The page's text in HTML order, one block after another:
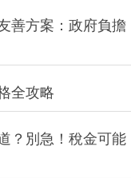
善方案：政府負擔
全攻略
？別急！稅金可能